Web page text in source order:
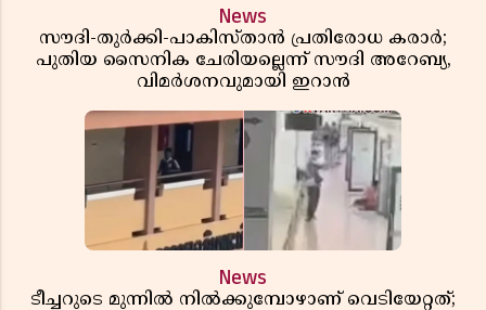
News
സൗദി-തുർക്കി-പാകിസ്താൻ പ്രതിരോധ കരാർ;
പുതിയ സൈനിക ചേരിയല്ലെന്ന് സൗദി അറേബ്യ,
വിമർശനവുമായി ഇറാൻ
News
ടീച്ചറുടെ മുന്നിൽ നിൽക്കുമ്പോഴാണ് വെടിയേറ്റത്;